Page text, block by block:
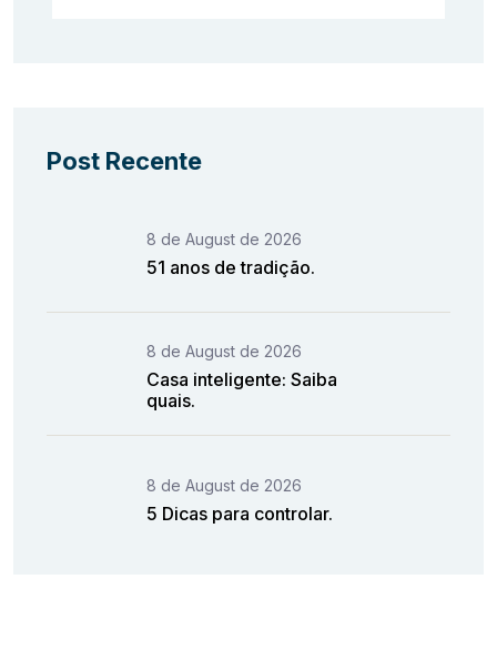
Post Recente
8 de August de 2026
51 anos de tradição.
8 de August de 2026
Casa inteligente: Saiba
quais.
8 de August de 2026
5 Dicas para controlar.